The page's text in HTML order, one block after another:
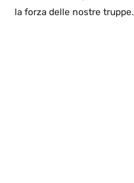
la forza delle nostre truppe.